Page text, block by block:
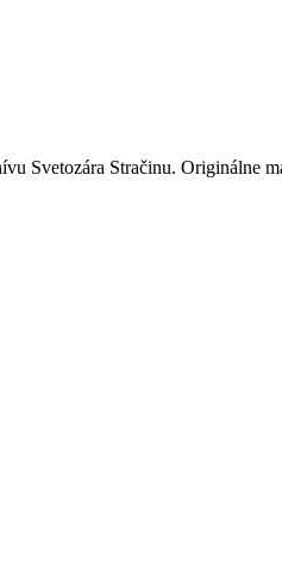
Svetozára Stračinu. Originálne